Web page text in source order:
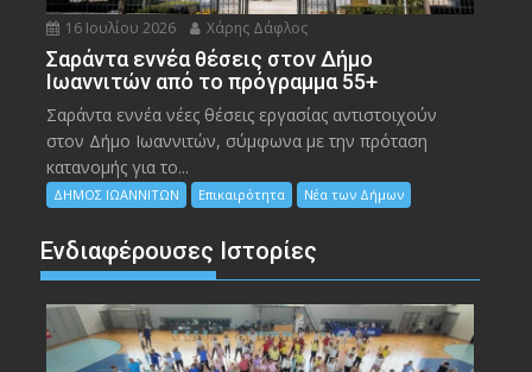
16 Ιουλίου 2026 Χάρης Δάφλος
Σαράντα εννέα θέσεις στον Δήμο
Ιωαννιτών από το πρόγραμμα 55+
Σαράντα εννέα νέες θέσεις εργασίας αντιστοιχούν
στον Δήμο Ιωαννιτών, σύμφωνα με την πρόταση
κατανομής για το...
ΔΗΜΟΣ ΙΩΑΝΝΙΤΩΝ Επικαιρότητα Νέα των Δήμων
Ενδιαφέρουσες Ιστορίες